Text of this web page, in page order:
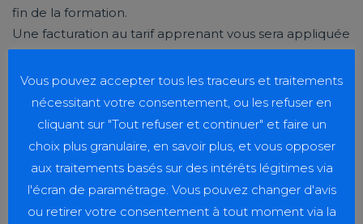
fin de la formation.
Une facturation au tarif apprenant vous sera appliquée
pour vos consommations.
Horaires des différents selfs :
Hôpital François Mitterrand : 11h45 / 14h15
Hôpital d’enfants : 11h45 / 14h15
Vous pouvez accepter tous les traceurs et traitements
nécessitant votre consentement, ou les refuser en
cliquant sur "Tout refuser et continuer" et faire un
choix plus granulaire, en savoir plus, et vous opposer
aux traitements basés sur des intérêts légitimes via
l'écran de paramétrage. Vous pouvez changer d'avis
ou retirer votre consentement à tout moment via la